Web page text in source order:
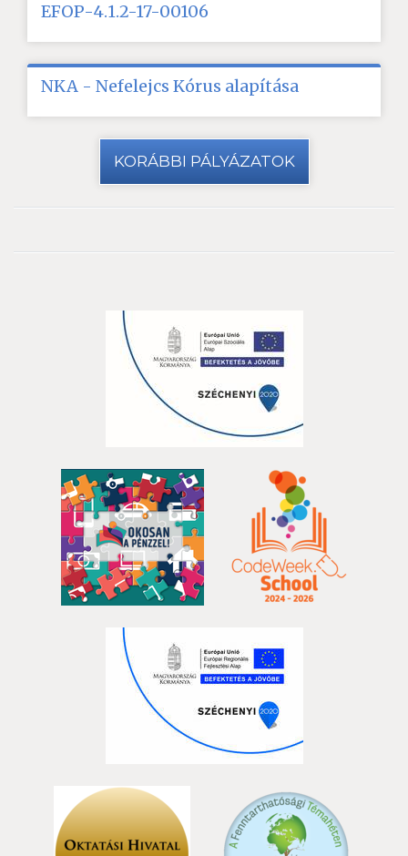
EFOP-4.1.2-17-00106
NKA - Nefelejcs Kórus alapítása
KORÁBBI PÁLYÁZATOK